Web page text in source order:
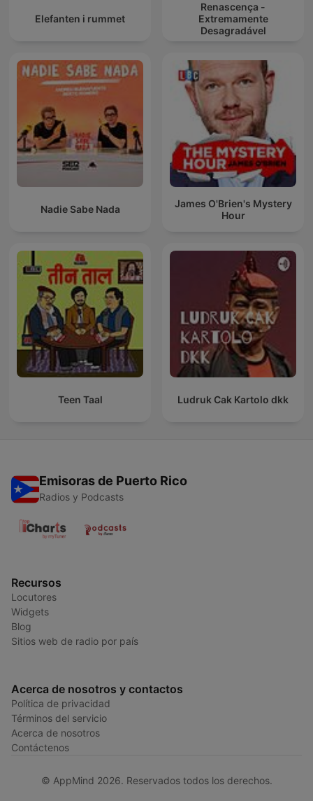
Elefanten i rummet
Renascença -
Extremamente
Desagradável
Nadie Sabe Nada
James O'Brien's Mystery
Hour
Teen Taal Ludruk Cak Kartolo dkk
Emisoras de Puerto Rico
Radios y Podcasts
Recursos
Locutores
Widgets
Blog
Sitios web de radio por país
Acerca de nosotros y contactos
Política de privacidad
Términos del servicio
Acerca de nosotros
Contáctenos
© AppMind 2026. Reservados todos los derechos.